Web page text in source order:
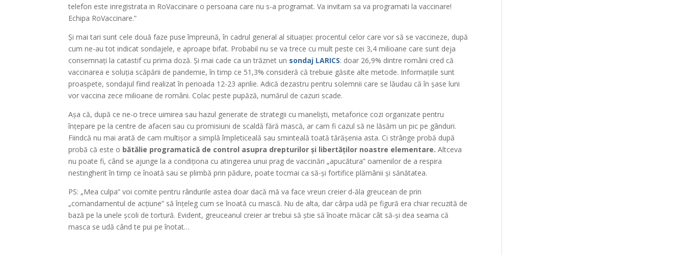
telefon este inregistrata in RoVaccinare o persoana care nu s-a programat. Va invitam sa va programati la vaccinare!
Echipa RoVaccinare.”
Și mai tari sunt cele două faze puse împreună, în cadrul general al situației: procentul celor care vor să se vaccineze, după
cum ne-au tot indicat sondajele, e aproape bifat. Probabil nu se va trece cu mult peste cei 3,4 milioane care sunt deja
consemnați la catastif cu prima doză. Și mai cade ca un trăznet un sondaj LARICS: doar 26,9% dintre români cred că
vaccinarea e soluția scăpării de pandemie, în timp ce 51,3% consideră că trebuie găsite alte metode. Informațiile sunt
proaspete, sondajul fiind realizat în perioada 12-23 aprilie. Adică dezastru pentru solemnii care se lăudau că în șase luni
vor vaccina zece milioane de români. Colac peste pupăză, numărul de cazuri scade.
Așa că, după ce ne-o trece uimirea sau hazul generate de strategii cu maneliști, metaforice cozi organizate pentru
înțepare pe la centre de afaceri sau cu promisiuni de scaldă fără mască, ar cam fi cazul să ne lăsăm un pic pe gânduri.
Fiindcă nu mai arată de cam multișor a simplă împleticeală sau sminteală toată tărășenia asta. Ci strânge probă după
probă că este o bătălie programatică de control asupra drepturilor și libertăților noastre elementare. Altceva
nu poate fi, când se ajunge la a condiționa cu atingerea unui prag de vaccinări „apucătura” oamenilor de a respira
nestingherit în timp ce înoată sau se plimbă prin pădure, poate tocmai ca să-și fortifice plămânii și sănătatea.
PS: „Mea culpa” voi comite pentru rândurile astea doar dacă mă va face vreun creier d-ăla greucean de prin
„comandamentul de acțiune” să înțeleg cum se înoată cu mască. Nu de alta, dar cârpa udă pe figură era chiar recuzită de
bază pe la unele școli de tortură. Evident, greuceanul creier ar trebui să știe să înoate măcar cât să-și dea seama că
masca se udă când te pui pe înotat…